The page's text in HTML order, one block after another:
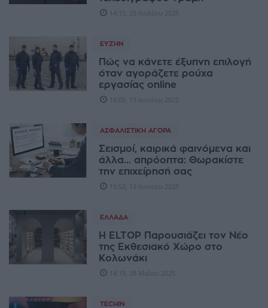
14:15, 25 Ιουλίου 2025
ΕΥΖΗΝ
Πώς να κάνετε έξυπνη επιλογή
όταν αγοράζετε ρούχα
εργασίας online
16:05, 13 Ιουνίου 2025
ΑΣΦΑΛΙΣΤΙΚΉ ΑΓΟΡΆ
Σεισμοί, καιρικά φαινόμενα και
άλλα... απρόοπτα: Θωρακίστε
την επιχείρησή σας
15:52, 13 Ιουνίου 2025
ΕΛΛΆΔΑ
Η ELTOP Παρουσιάζει τον Νέο
της Εκθεσιακό Χώρο στο
Κολωνάκι
14:19, 28 Μαΐου 2025
TECHIN